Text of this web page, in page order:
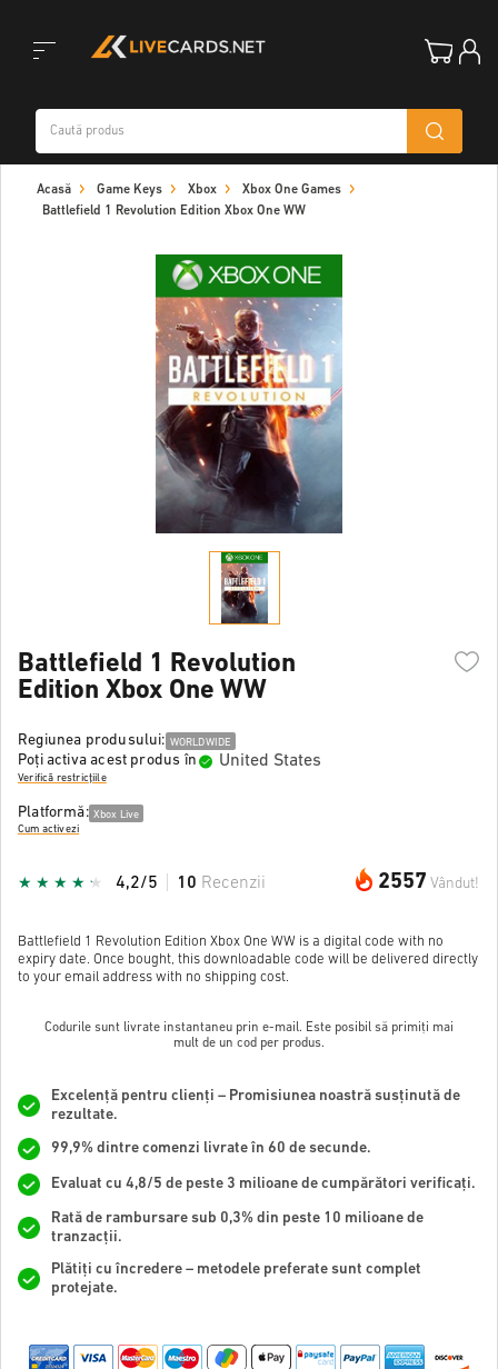
navigation
Acasă Game Keys Xbox
Xbox One Games
Battlefield 1 Revolution Edition Xbox One WW
Battlefield 1 Revolution
Edition Xbox One WW
Regiunea produsului: WORLDWIDE
Poți activa acest produs în United States
Verifică restricțiile
Platformă: Xbox Live
Cum activezi
2557 Vândut!
4,2/5 10 Recenzii
Battlefield 1 Revolution Edition Xbox One WW is a digital code with no
expiry date. Once bought, this downloadable code will be delivered directly
to your email address with no shipping cost.
Codurile sunt livrate instantaneu prin e-mail. Este posibil să primiți mai
mult de un cod per produs.
Excelență pentru clienți – Promisiunea noastră susținută de
rezultate.
99,9% dintre comenzi livrate în 60 de secunde.
Evaluat cu 4,8/5 de peste 3 milioane de cumpărători verificați.
Rată de rambursare sub 0,3% din peste 10 milioane de
tranzacții.
Plătiți cu încredere – metodele preferate sunt complet
protejate.